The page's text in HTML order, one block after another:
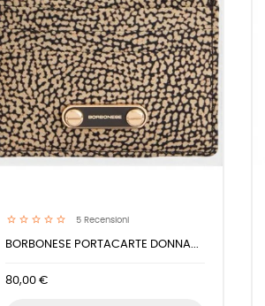
5 Recensioni
BORBONESE PORTACARTE DONNA...
80,00 €